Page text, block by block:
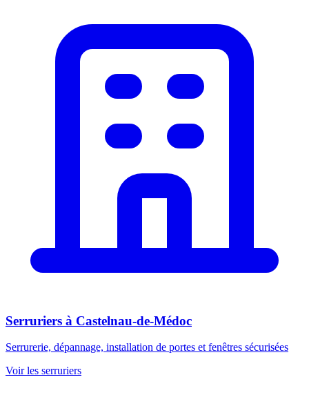
Serruriers à Castelnau-de-Médoc
Serrurerie, dépannage, installation de portes et fenêtres sécurisées
Voir les serruriers